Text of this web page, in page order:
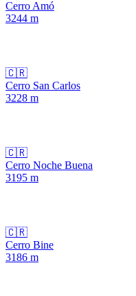
Cerro Amó
3244 m
🇨🇷
Cerro San Carlos
3228 m
🇨🇷
Cerro Noche Buena
3195 m
🇨🇷
Cerro Bine
3186 m